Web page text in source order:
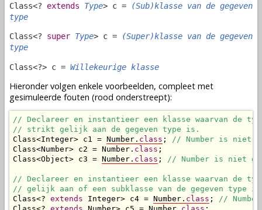
Class<? extends Type> c =
(Sub)klasse van de gegeven
type
Class<? super Type> c =
(Super)klasse van de gegeven
type
Class<?> c = Willekeurige klasse
Hieronder volgen enkele voorbeelden, compleet met
gesimuleerde fouten (rood onderstreept):
// Declareer en instantieer een klasse waarvan de
// strikt gelijk aan de gegeven type is.
Class<Integer> c1 = Number. class ; // Number is niet
Class<Number> c2 = Number. class ;
Class<Object> c3 = Number. class ; // Number is niet
// Declareer en instantieer een klasse waarvan de
// gelijk aan of een subklasse van de gegeven type
Class<? extends Integer> c4 = Number. class ; //